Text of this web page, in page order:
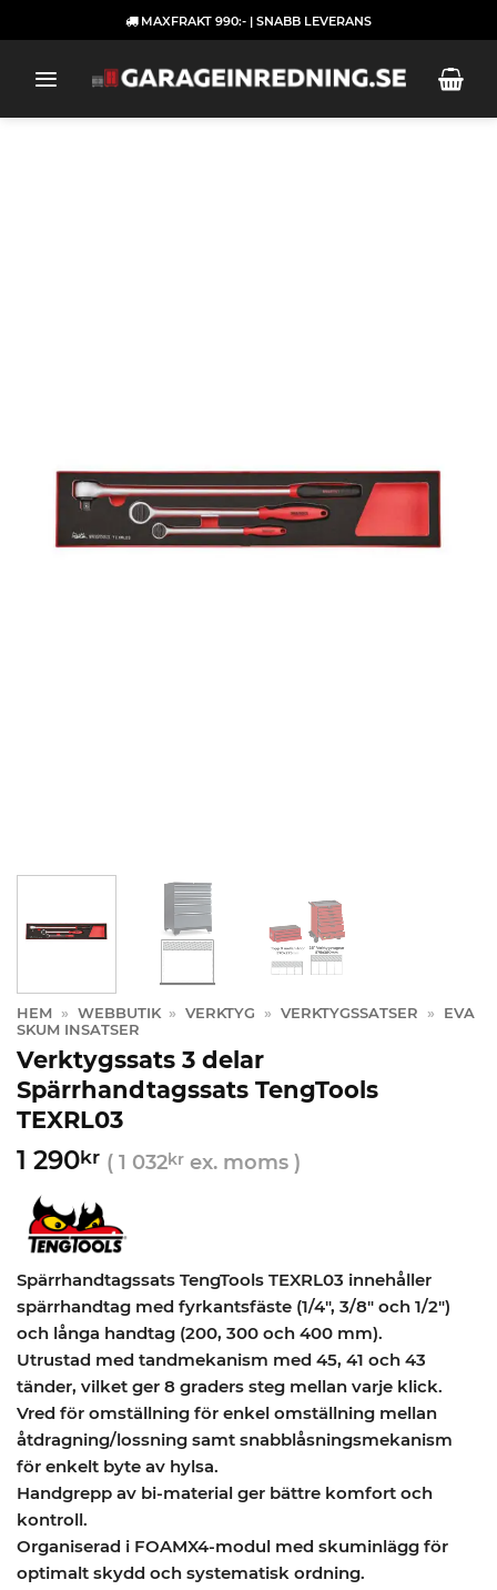
to
MAXFRAKT 990:- | SNABB LEVERANS
HEM » WEBBUTIK » VERKTYG » VERKTYGSSATSER »
EVA
SKUM INSATSER
Verktygssats 3 delar
Spärrhandtagssats TengTools
TEXRL03
1 290kr ( 1 032kr ex. moms )
Spärrhandtagssats TengTools TEXRL03 innehåller
spärrhandtag med fyrkantsfäste (1/4″, 3/8″ och 1/2″)
och långa handtag (200, 300 och 400 mm).
Utrustad med tandmekanism med 45, 41 och 43
tänder, vilket ger 8 graders steg mellan varje klick.
Vred för omställning för enkel omställning mellan
åtdragning/lossning samt snabblåsningsmekanism
för enkelt byte av hylsa.
Handgrepp av bi-material ger bättre komfort och
kontroll.
Organiserad i FOAMX4-modul med skuminlägg för
optimalt skydd och systematisk ordning.